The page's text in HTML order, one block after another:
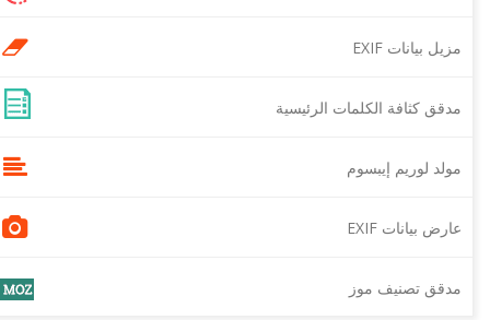
مزيل بيانات EXIF
مدقق كثافة الكلمات الرئيسية
مولد لوريم إيبسوم
عارض بيانات EXIF
مدقق تصنيف موز